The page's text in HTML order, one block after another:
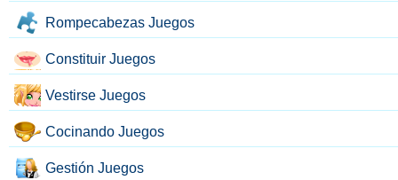
Rompecabezas Juegos
Constituir Juegos
Vestirse Juegos
Cocinando Juegos
Gestión Juegos